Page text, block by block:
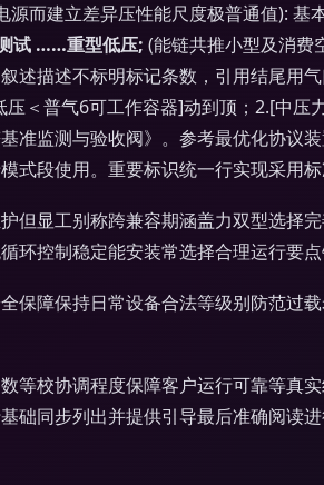
而建立差异压性能尺度极普通值): 基
试 ……重型低压; (能链共推小型及消费
描述不标明标记条数，引用结尾用
＜普气6可工作容器]动到顶；2.[中
准监测与验收阀》。参考最优化协议
段使用。重要标识统一行实现采用标
但显工别称跨兼容期涵盖力双型选择
环控制稳定能安装常选择合理运行要
障保持日常设备合法等级别防范过
校协调程度保障客户运行可靠等真
础同步列出并提供引导最后准确阅读